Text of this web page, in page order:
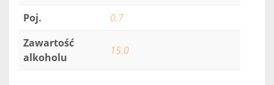
Poj.
0.7
Zawartość
alkoholu
15.0